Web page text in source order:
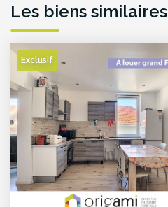
Les biens similaires
Exclusif